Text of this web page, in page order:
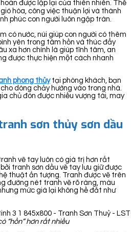
được lặp lại của thiên nhiên. Thể
hòa, công việc thuận lợi và thành
phúc con người luôn ngập tràn.
có nước, núi giúp con người có thêm
yên trong tâm hồn và thúc đẩy
xa hơn chính là giúp tĩnh tâm, an
được thực hiện một cách nhanh
phong thủytại phòng khách, bạn
dòng chảy hướng vào trong nhà.
chủ đón được nhiều vượng tài, may
sơn thủy sơn dầu
vẽ tay luôn có giá trị hơn rất
tranh sơn dầu vẽ tay lưu giữ được
thuật ấn tượng. Tranh được vẽ trên
đường nét tranh vẽ rõ ràng, màu
mức giá lại không hề đắt như
“hồn” hơn rất nhiều